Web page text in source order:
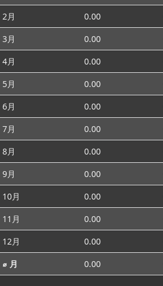
2月
0.00
3月
0.00
4月
0.00
5月
0.00
6月
0.00
7月
0.00
8月
0.00
9月
0.00
10月
0.00
11月
0.00
12月
0.00
⌀ 月
0.00